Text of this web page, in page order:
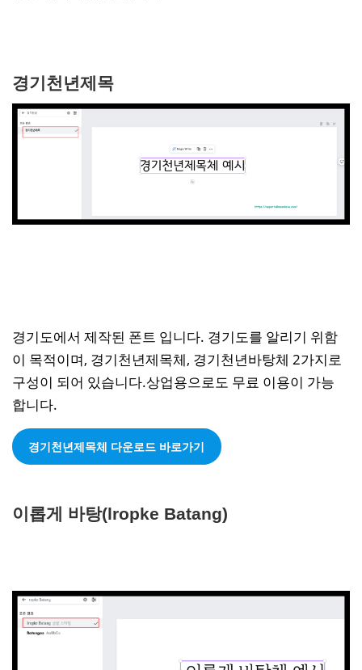
경기천년제목
경기도에서 제작된 폰트 입니다. 경기도를 알리기 위함
이 목적이며, 경기천년제목체, 경기천년바탕체 2가지로
구성이 되어 있습니다.상업용으로도 무료 이용이 가능
합니다.
경기천년제목체 다운로드 바로가기
이롭게 바탕(lropke Batang)